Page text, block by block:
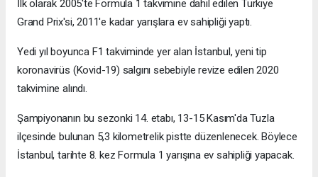
İlk olarak 2005'te Formula 1 takvimine dahil edilen Türkiye
Grand Prix'si, 2011'e kadar yarışlara ev sahipliği yaptı.
Yedi yıl boyunca F1 takviminde yer alan İstanbul, yeni tip
koronavirüs (Kovid-19) salgını sebebiyle revize edilen 2020
takvimine alındı.
Şampiyonanın bu sezonki 14. etabı, 13-15 Kasım'da Tuzla
ilçesinde bulunan 5,3 kilometrelik pistte düzenlenecek. Böylece
İstanbul, tarihte 8. kez Formula 1 yarışına ev sahipliği yapacak.